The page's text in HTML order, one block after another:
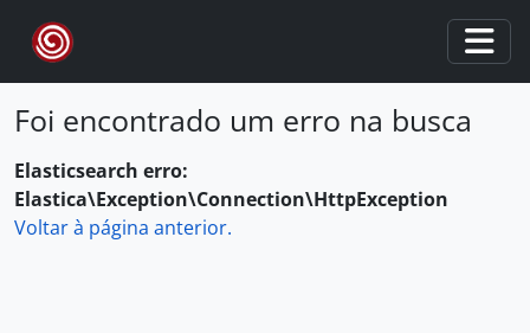
Skip to main content
Foi encontrado um erro na busca
Elasticsearch erro:
Elastica\Exception\Connection\HttpException
Voltar à página anterior.